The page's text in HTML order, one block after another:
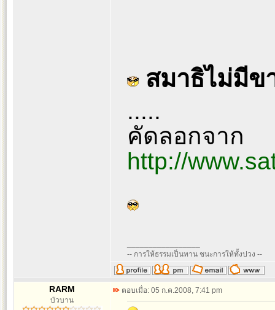
สมาธิไม่มีข
.....
คัดลอกจาก
http://
-- การให้ธรรมเป็นทาน ชนะการให้ทั้งปวง --
RARM
บัวบาน
ตอบเมื่อ: 05 ก.ค.2008, 7:41 pm